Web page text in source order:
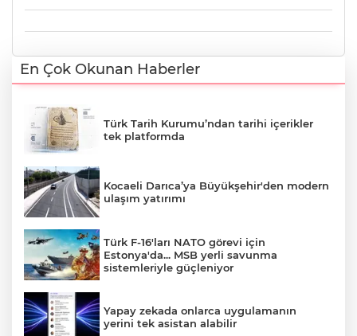
En Çok Okunan Haberler
Türk Tarih Kurumu’ndan tarihi içerikler
tek platformda
Kocaeli Darıca’ya Büyükşehir'den modern
ulaşım yatırımı
Türk F-16'ları NATO görevi için
Estonya'da... MSB yerli savunma
sistemleriyle güçleniyor
Yapay zekada onlarca uygulamanın
yerini tek asistan alabilir